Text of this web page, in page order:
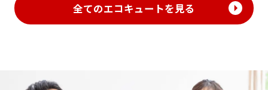
全てのエコキュートを見る